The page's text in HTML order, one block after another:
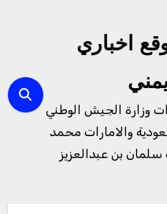
اخباري
وزارة الجيش الوطني
والامارات محمد
بن عبدالعزيز